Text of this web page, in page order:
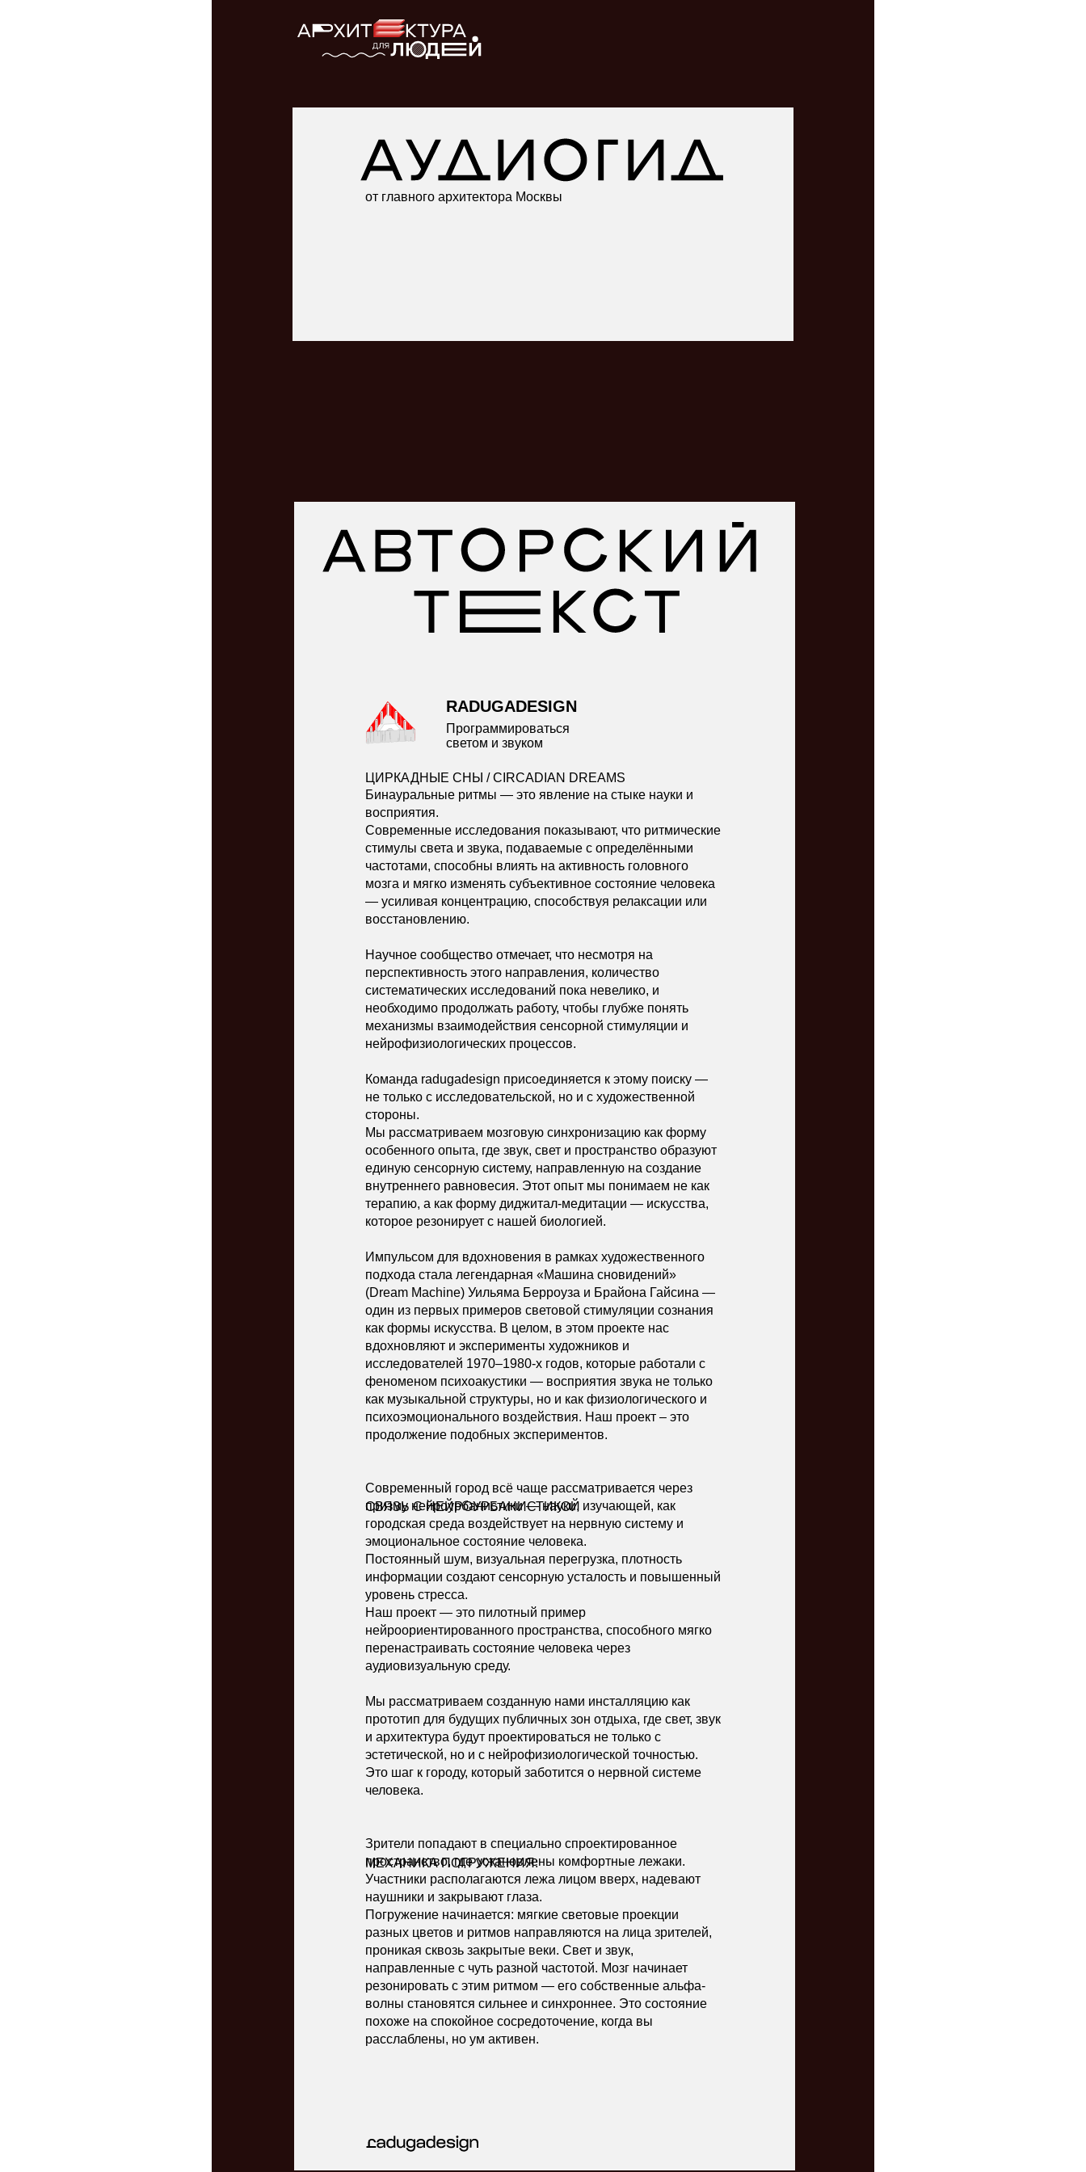
от главного архитектора Москвы
RADUGADESIGN
Программироваться
светом и звуком
Бинауральные ритмы — это явление на стыке науки и
восприятия.
Современные исследования показывают, что ритмические
стимулы света и звука, подаваемые с определёнными
частотами, способны влиять на активность головного
мозга и мягко изменять субъективное состояние человека
— усиливая концентрацию, способствуя релаксации или
восстановлению.
Научное сообщество отмечает, что несмотря на
перспективность этого направления, количество
систематических исследований пока невелико, и
необходимо продолжать работу, чтобы глубже понять
механизмы взаимодействия сенсорной стимуляции и
нейрофизиологических процессов.
Команда radugadesign присоединяется к этому поиску —
не только с исследовательской, но и с художественной
стороны.
Мы рассматриваем мозговую синхронизацию как форму
особенного опыта, где звук, свет и пространство образуют
единую сенсорную систему, направленную на создание
внутреннего равновесия. Этот опыт мы понимаем не как
терапию, а как форму диджитал-медитации — искусства,
которое резонирует с нашей биологией.
Импульсом для вдохновения в рамках художественного
подхода стала легендарная «Машина сновидений»
(Dream Machine) Уильяма Берроуза и Брайона Гайсина —
один из первых примеров световой стимуляции сознания
как формы искусства. В целом, в этом проекте нас
вдохновляют и эксперименты художников и
исследователей 1970–1980-х годов, которые работали с
феноменом психоакустики — восприятия звука не только
как музыкальной структуры, но и как физиологического и
психоэмоционального воздействия. Наш проект – это
продолжение подобных экспериментов.
Современный город всё чаще рассматривается через
призму нейроурбанистики — науки, изучающей, как
городская среда воздействует на нервную систему и
эмоциональное состояние человека.
Постоянный шум, визуальная перегрузка, плотность
информации создают сенсорную усталость и повышенный
уровень стресса.
Наш проект — это пилотный пример
нейроориентированного пространства, способного мягко
перенастраивать состояние человека через
аудиовизуальную среду.
Мы рассматриваем созданную нами инсталляцию как
прототип для будущих публичных зон отдыха, где свет, звук
и архитектура будут проектироваться не только с
эстетической, но и с нейрофизиологической точностью.
Это шаг к городу, который заботится о нервной системе
человека.
Зрители попадают в специально спроектированное
пространство, где установлены комфортные лежаки.
Участники располагаются лежа лицом вверх, надевают
наушники и закрывают глаза.
Погружение начинается: мягкие световые проекции
разных цветов и ритмов направляются на лица зрителей,
проникая сквозь закрытые веки. Свет и звук,
направленные с чуть разной частотой. Мозг начинает
резонировать с этим ритмом — его собственные альфа-
волны становятся сильнее и синхроннее. Это состояние
похоже на спокойное сосредоточение, когда вы
расслаблены, но ум активен.
МЕХАНИКА ПОГРУЖЕНИЯ:
ЦИРКАДНЫЕ СНЫ / СIRCADIAN DREAMS
CВЯЗЬ С НЕЙРОУРБАНИСТИКОЙ